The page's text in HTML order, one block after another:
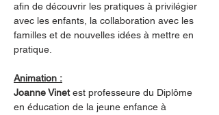
afin de découvrir les pratiques à privilégier
avec les enfants, la collaboration avec les
familles et de nouvelles idées à mettre en
pratique.
Animation :
Joanne Vinet est professeure du Diplôme
en éducation de la jeune enfance à